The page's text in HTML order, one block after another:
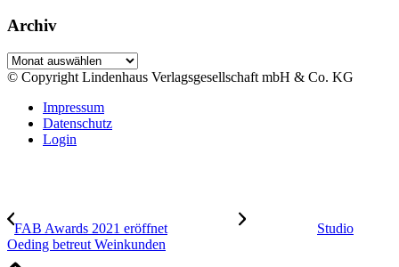
Archiv
Archiv
© Copyright Lindenhaus Verlagsgesellschaft mbH & Co. KG
Impressum
Datenschutz
Login
FAB Awards 2021 eröffnet
Studio
Oeding betreut Weinkunden